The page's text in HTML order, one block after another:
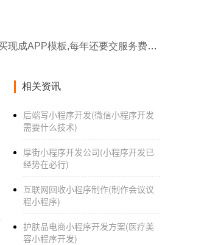
只买现成APP模板,每年还要交服务费吗?
相关资讯
后端写小程序开发(微信小程序开发
需要什么技术)
厚街小程序开发公司(小程序开发已
经势在必行)
互联网回收小程序制作(制作会议议
程小程序)
护肤品电商小程序开发方案(医疗美
容小程序开发)